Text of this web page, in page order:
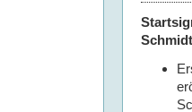
Schmidt